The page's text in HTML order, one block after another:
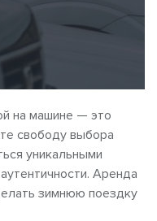
на машине — это
свободу выбора
уникальными
Аренда
зимнюю поездку